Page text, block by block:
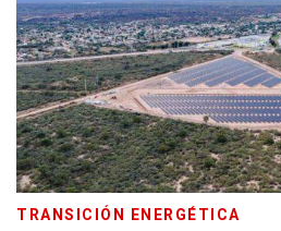
TRANSICIÓN ENERGÉTICA